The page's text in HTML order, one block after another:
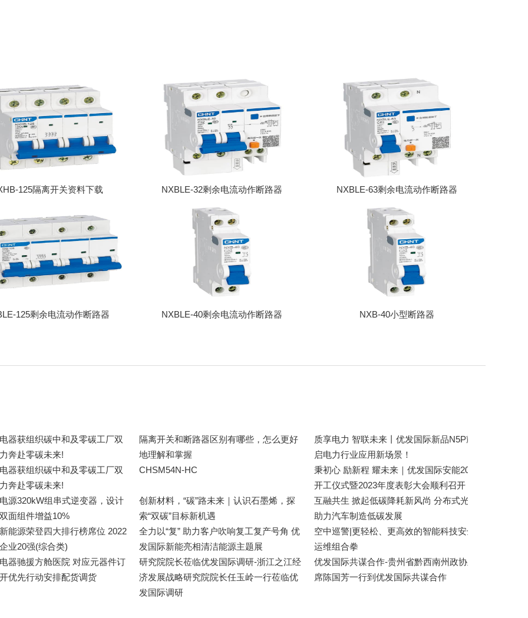
125隔离开关资料下载 NXBLE-32剩余电流动作断路器 NXBLE-63剩余电流动作断路器
125剩余电流动作断路器 NXBLE-40剩余电流动作断路器 NXB-40小型断路器
国际电器获组织碳中和及零碳工厂双
奔赴零碳未来!
隔离开关和断路器区别有哪些，怎么更好
地理解和掌握
质享电力 智联未来丨优发国际新品N5P耀
启电力行业应用新场景！
电器获组织碳中和及零碳工厂双
奔赴零碳未来!
CHSM54N-HC
秉初心 励新程 耀未来｜优发国际安能2024
开工仪式暨2023年度表彰大会顺利召开
际电源320kW组串式逆变器，设计
面组件增益10%
创新材料，“碳”路未来｜认识石墨烯，探
索“双碳”目标新机遇
互融共生 掀起低碳降耗新风尚 分布式光伏
助力汽车制造低碳发展
新能源荣登四大排行榜席位 2022
业20强(综合类)
全力以“复” 助力客户吹响复工复产号角 优
发国际新能亮相清洁能源主题展
空中巡警|更轻松、更高效的智能科技安全
运维组合拳
国际电器驰援方舱医院 对应元器件订
优先行动安排配货调货
研究院院长莅临优发国际调研-浙江之江经
济发展战略研究院院长任玉岭一行莅临优
发国际调研
优发国际共谋合作-贵州省黔西南州政协主
席陈国芳一行到优发国际共谋合作